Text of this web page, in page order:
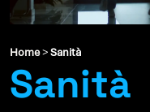
Home>Sanità
Sanità